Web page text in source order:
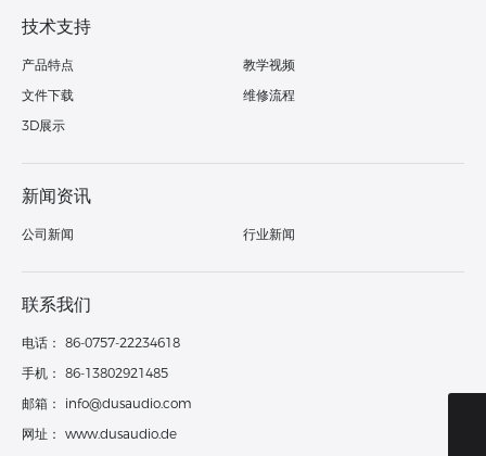
技术支持
产品特点
教学视频
文件下载
维修流程
3D展示
新闻资讯
公司新闻 行业新闻
联系我们
电话： 86-0757-22234618
手机： 86-13802921485
邮箱：
info@dusaudio.com
网址： www.dusaudio.de